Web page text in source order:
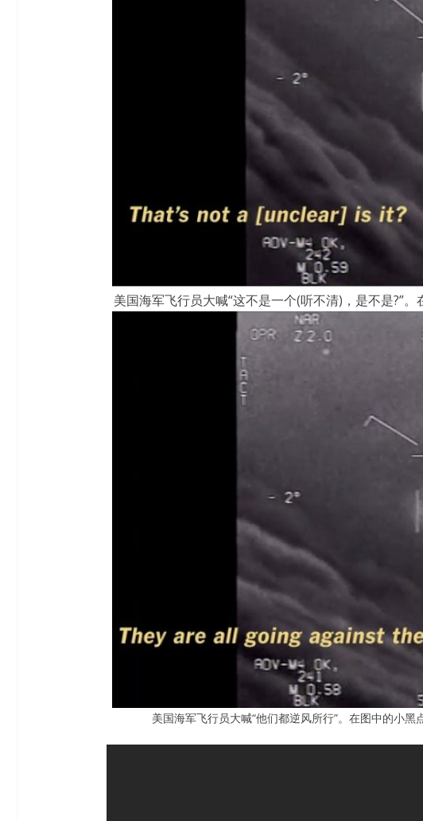
美国海军飞行员大喊“这不是一个(听不清)，是不是?”
美国海军飞行员大喊“他们都逆风所行”。在图中的小